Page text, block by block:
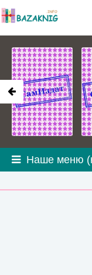
Наше меню